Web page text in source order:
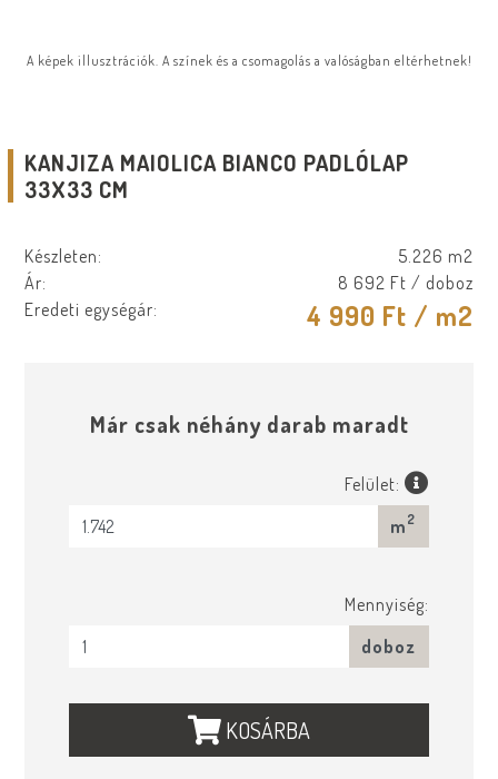
A képek illusztrációk. A színek és a csomagolás a valóságban eltérhetnek!
KANJIZA MAIOLICA BIANCO PADLÓLAP
33X33 CM
Készleten:
5.226 m2
Ár:
8 692 Ft / doboz
Eredeti egységár:
4 990 Ft / m2
Már csak néhány darab maradt
Felület:
m 2
Mennyiség:
doboz
KOSÁRBA